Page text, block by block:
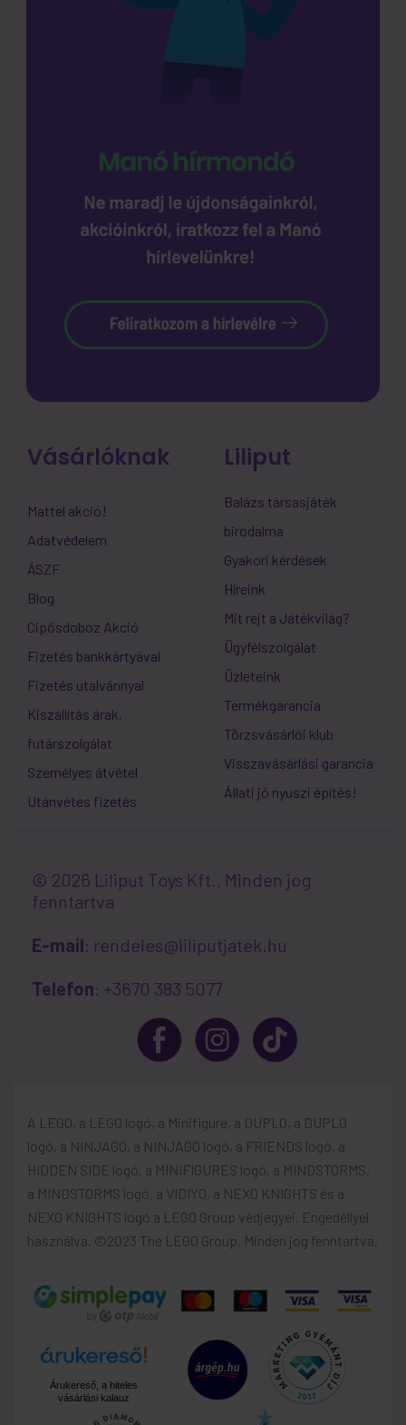
Vásárlóknak
Mattel akció!
Adatvédelem
ÁSZF
Blog
Cipősdoboz Akció
Fizetés bankkártyával
Fizetés utalvánnyal
Kiszállítás árak,
futárszolgálat
Személyes átvétel
Utánvétes fizetés
Liliput
Balázs társasjáték
birodalma
Gyakori kérdések
Híreink
Mit rejt a Játékvilág?
Ügyfélszolgálat
Üzleteink
Termékgarancia
Törzsvásárlói klub
Visszavásárlási garancia
Állati jó nyuszi építés!
© 2026 Liliput Toys Kft., Minden jog
fenntartva
E-mail: rendeles@liliputjatek.hu
Telefon: +3670 383 5077
A LEGO, a LEGO logó, a Minifigure, a DUPLO, a DUPLO
logó, a NINJAGO, a NINJAGO logó, a FRIENDS logó, a
HIDDEN SIDE logó, a MINIFIGURES logó, a MINDSTORMS,
a MINDSTORMS logó, a VIDIYO, a NEXO KNIGHTS és a
NEXO KNIGHTS logó a LEGO Group védjegyei. Engedéllyel
használva. ©2023 The LEGO Group. Minden jog fenntartva.
Árukereső, a hiteles
vásárlási kalauz